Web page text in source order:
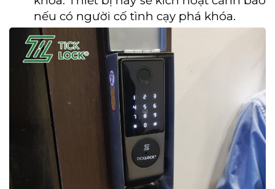
nếu có người cố tình cạy phá khóa.